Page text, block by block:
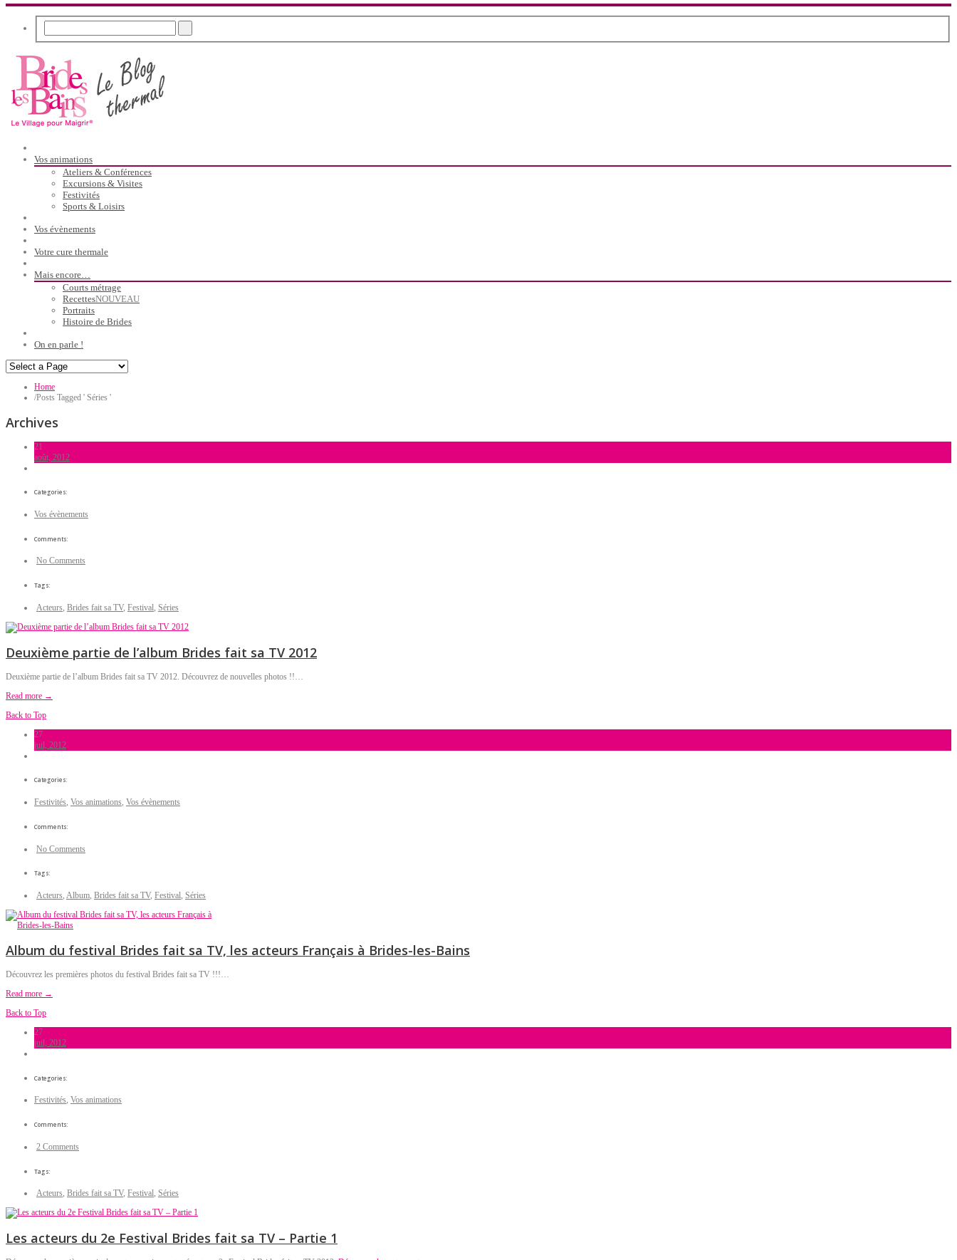
Vos animations
Ateliers & Conférences
Excursions & Visites
Festivités
Sports & Loisirs
Vos évènements
Votre cure thermale
Mais encore…
Courts métrage
RecettesNOUVEAU
Portraits
Histoire de Brides
On en parle !
Home
/Posts Tagged ' Séries '
Archives
21
août, 2012
Categories:
Vos évènements
Comments:
No Comments
Tags:
Acteurs, Brides fait sa TV, Festival, Séries
Deuxième partie de l’album Brides fait sa TV 2012
Deuxième partie de l’album Brides fait sa TV 2012. Découvrez de nouvelles photos !!…
Read more →
Back to Top
27
juil, 2012
Categories:
Festivités, Vos animations, Vos évènements
Comments:
No Comments
Tags:
Acteurs, Album, Brides fait sa TV, Festival, Séries
Album du festival Brides fait sa TV, les acteurs Français à Brides-les-Bains
Découvrez les premières photos du festival Brides fait sa TV !!!…
Read more →
Back to Top
27
juil, 2012
Categories:
Festivités, Vos animations
Comments:
2 Comments
Tags:
Acteurs, Brides fait sa TV, Festival, Séries
Les acteurs du 2e Festival Brides fait sa TV – Partie 1